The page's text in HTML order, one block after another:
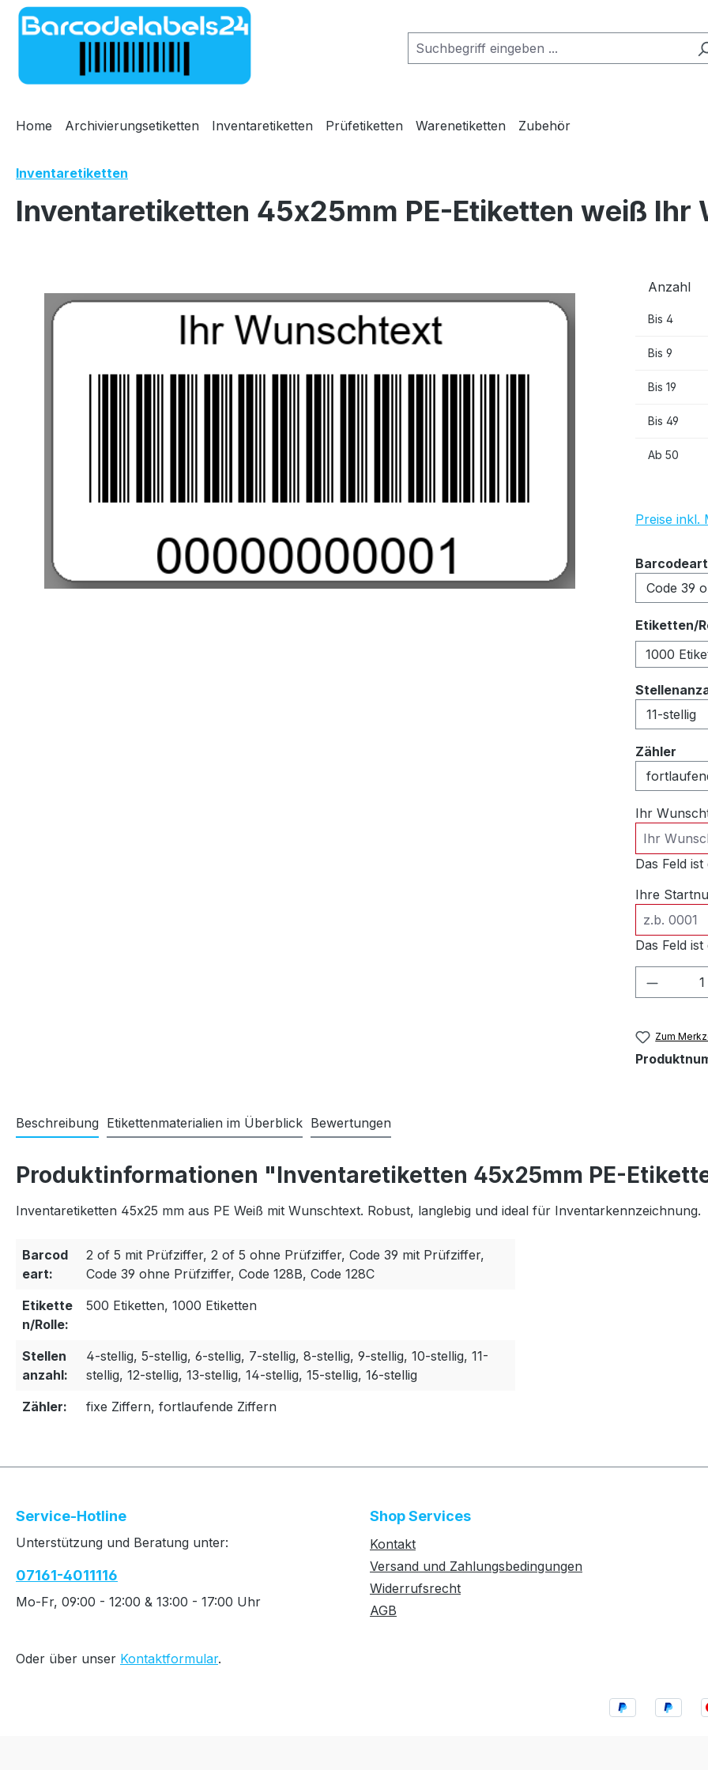
Hauptinhalt springen
Zur Suche springen
Zur Hauptnavigation springen
Home Archivierungsetiketten Inventaretiketten Prüfetiketten Warenetiketten Zubehör
Inventaretiketten
Inventaretiketten 45x25mm PE-Etiketten weiß Ihr
Anzahl
Bis 4
Bis 9
Bis 19
Bis 49
Ab 50
Preise inkl.
Barcodeart
Etiketten/
1000
Zähler
Ihr
Das Feld
Ihre
Das Feld
Zum
Beschreibung Etikettenmaterialien im Überblick Bewertungen
Produktinformationen "Inventaretiketten 45x25mm PE-
Inventaretiketten 45x25 mm aus PE Weiß mit Wunschtext. Robust, langlebig und ideal für Inventarkennzeichnung.
Barcod
eart:
2 of 5 mit Prüfziffer, 2 of 5 ohne Prüfziffer, Code 39 mit Prüfziffer,
Code 39 ohne Prüfziffer, Code 128B, Code 128C
Etikette
n/Rolle:
500 Etiketten, 1000 Etiketten
Stellen
anzahl:
4-stellig, 5-stellig, 6-stellig, 7-stellig, 8-stellig, 9-stellig, 10-stellig, 11-
stellig, 12-stellig, 13-stellig, 14-stellig, 15-stellig, 16-stellig
Zähler:
fixe Ziffern, fortlaufende Ziffern
Service-Hotline
Unterstützung und Beratung unter:
07161-4011116
Mo-Fr, 09:00 - 12:00 & 13:00 - 17:00 Uhr
Oder über unser Kontaktformular.
Shop Services
Kontakt
Versand und Zahlungsbedingungen
Widerrufsrecht
AGB